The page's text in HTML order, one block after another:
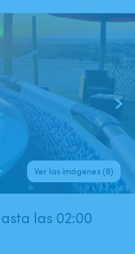
Ver las imágenes (8)
las 02:00